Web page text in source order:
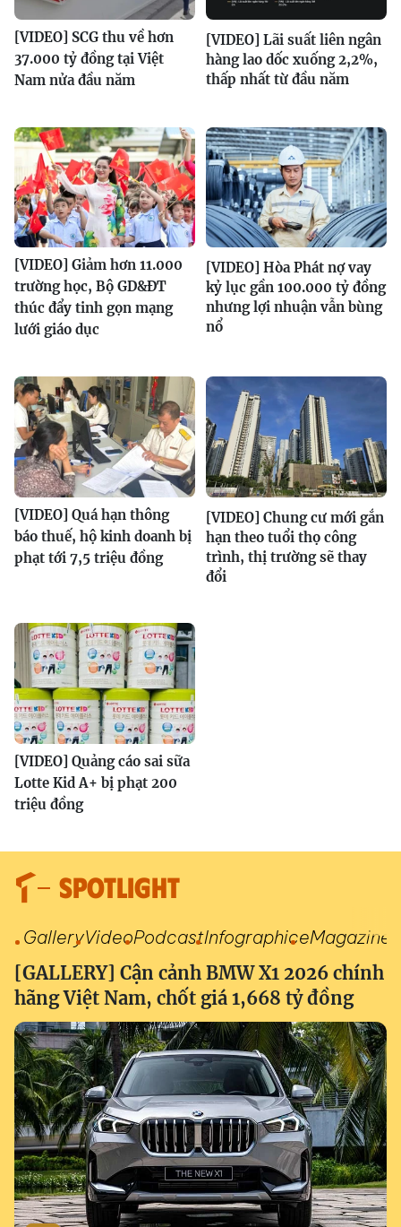
[VIDEO] SCG thu về hơn
37.000 tỷ đồng tại Việt
Nam nửa đầu năm
[VIDEO] Lãi suất liên ngân
hàng lao dốc xuống 2,2%,
thấp nhất từ đầu năm
[VIDEO] Giảm hơn 11.000
trường học, Bộ GD&ĐT
thúc đẩy tinh gọn mạng
lưới giáo dục
[VIDEO] Hòa Phát nợ vay
kỷ lục gần 100.000 tỷ đồng
nhưng lợi nhuận vẫn bùng
nổ
[VIDEO] Quá hạn thông
báo thuế, hộ kinh doanh bị
phạt tới 7,5 triệu đồng
[VIDEO] Chung cư mới gắn
hạn theo tuổi thọ công
trình, thị trường sẽ thay
đổi
[VIDEO] Quảng cáo sai sữa
Lotte Kid A+ bị phạt 200
triệu đồng
SPOTLIGHT
GalleryVideoPodcastInfographiceMagazine
[GALLERY] Cận cảnh BMW X1 2026 chính
hãng Việt Nam, chốt giá 1,668 tỷ đồng